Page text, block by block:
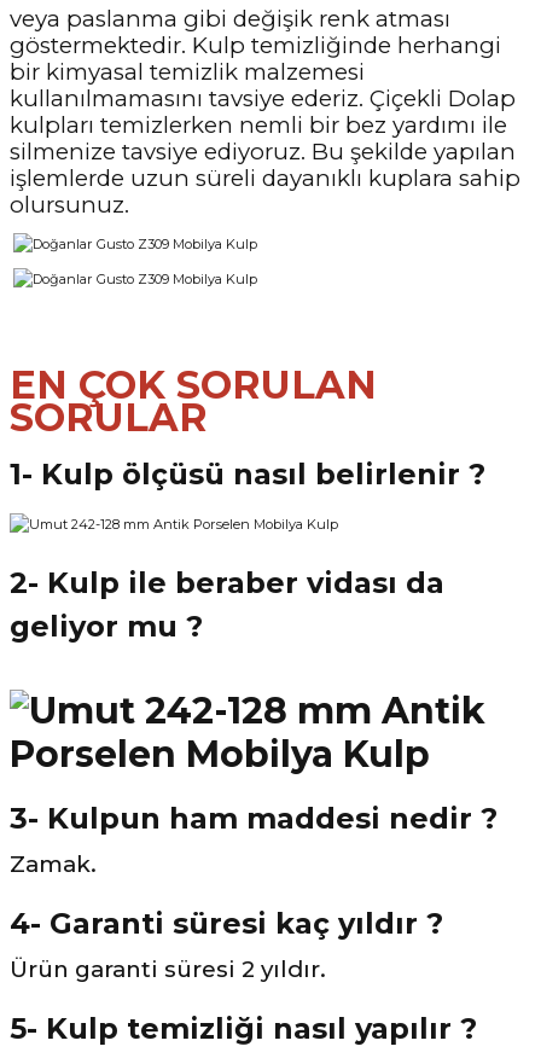
veya paslanma gibi değişik renk atması
göstermektedir. Kulp temizliğinde herhangi
bir kimyasal temizlik malzemesi
kullanılmamasını tavsiye ederiz. Çiçekli Dolap
kulpları temizlerken nemli bir bez yardımı ile
silmenize tavsiye ediyoruz. Bu şekilde yapılan
işlemlerde uzun süreli dayanıklı kuplara sahip
olursunuz.
EN ÇOK SORULAN
SORULAR
1- Kulp ölçüsü nasıl belirlenir ?
2- Kulp ile beraber vidası da
geliyor mu ?
3- Kulpun ham maddesi nedir ?
Zamak.
4- Garanti süresi kaç yıldır ?
Ürün garanti süresi 2 yıldır.
5- Kulp temizliği nasıl yapılır ?